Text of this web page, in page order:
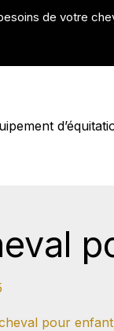
pour
de votre